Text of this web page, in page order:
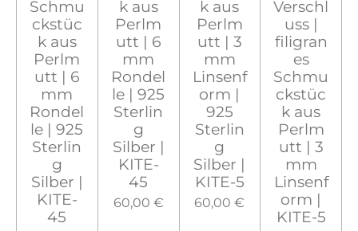
Schmu
ckstüc
k aus
Perlm
utt | 6
mm
Rondel
le | 925
Sterlin
g
Silber |
KITE-
45
k aus
Perlm
utt | 6
mm
Rondel
le | 925
Sterlin
g
Silber |
KITE-
45
60,00 €
k aus
Perlm
utt | 3
mm
Linsenf
orm |
925
Sterlin
g
Silber |
KITE-5
60,00 €
Verschl
uss |
filigran
es
Schmu
ckstüc
k aus
Perlm
utt | 3
mm
Linsenf
orm |
KITE-5